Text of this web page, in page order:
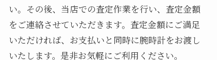
い。その後、当店での査定作業を行い、査定金額
をご連絡させていただきます。査定金額にご満足
いただければ、お支払いと同時に腕時計をお渡し
いたします。是非お気軽にご利用ください。